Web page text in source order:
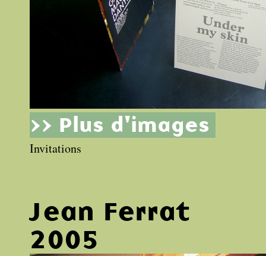
>> Plus d'images
Invitations
Jean Ferrat
2005